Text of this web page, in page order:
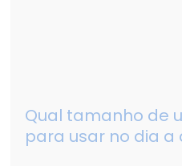
Qual tamanho de
para usar no dia a